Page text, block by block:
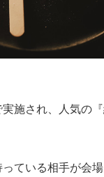
施され、人気の
ている相手が会場